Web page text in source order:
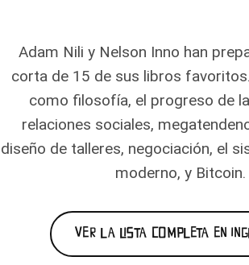
Adam Nili y Nelson Inno han
corta de 15 de sus libros
como filosofía, el progreso de
relaciones sociales,
diseño de talleres, negociación, el
moderno, y Bitcoin.
VER LA LISTA COMPLETA EN